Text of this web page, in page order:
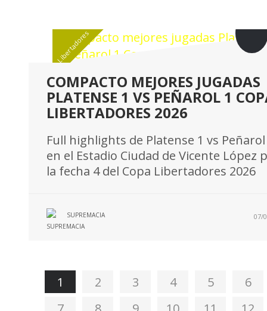
Libertadores
COMPACTO MEJORES JUGADAS
PLATENSE 1 VS PEÑAROL 1
LIBERTADORES 2026
Full highlights de Platense 1 vs
en el Estadio Ciudad de Vicente López
la fecha 4 del Copa Libertadores 2026
SUPREMACIA 07/
1 2 3 4 5
6